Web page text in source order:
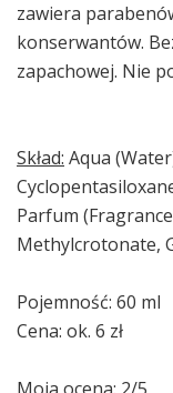
zawiera
konserwantów.
zapachowej. Nie
Skład: Aqua
Parfum
Methylcrotonate,
Pojemność: 60 ml
Cena: ok. 6 zł